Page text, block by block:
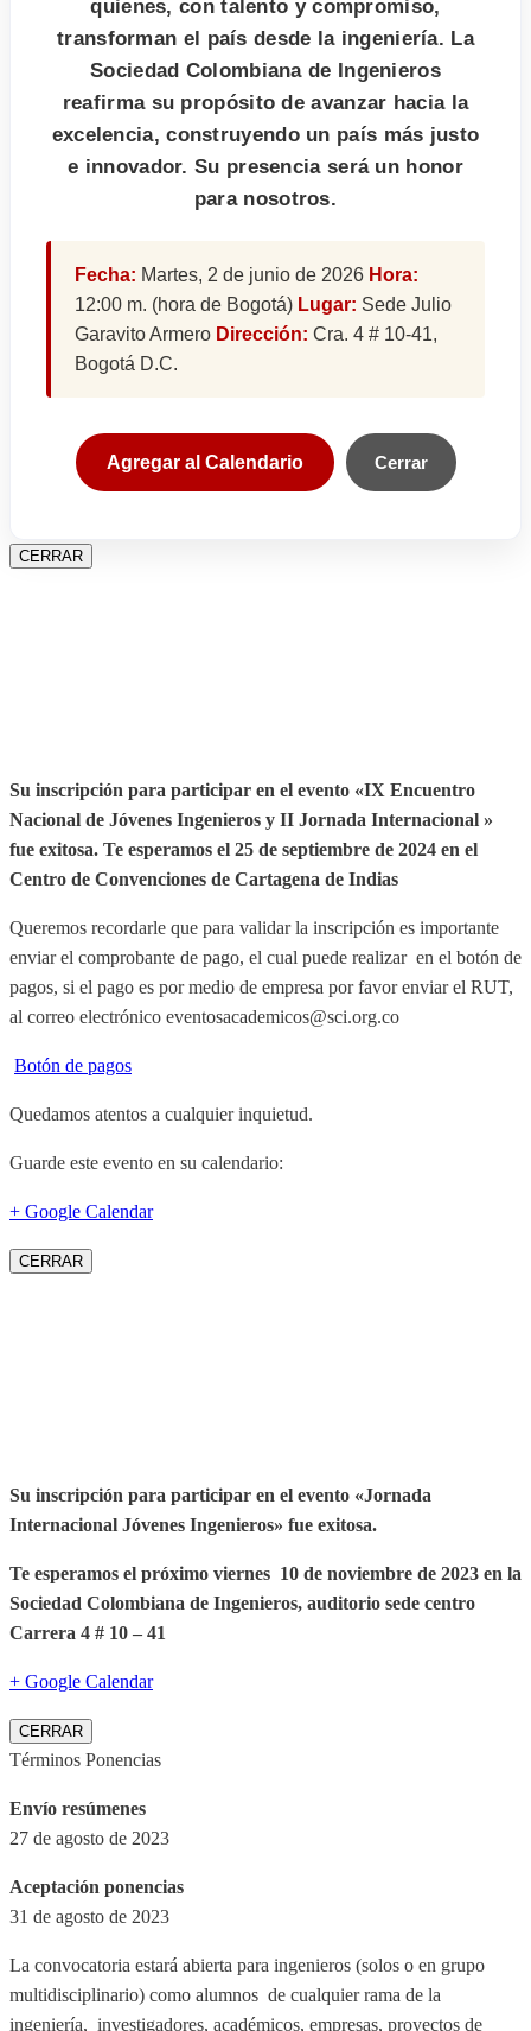
quienes, con talento y compromiso,
transforman el país desde la ingeniería. La
Sociedad Colombiana de Ingenieros
reafirma su propósito de avanzar hacia la
excelencia, construyendo un país más justo
e innovador. Su presencia será un honor
para nosotros.
Fecha: Martes, 2 de junio de 2026 Hora:
12:00 m. (hora de Bogotá) Lugar: Sede Julio
Garavito Armero Dirección: Cra. 4 # 10-41,
Bogotá D.C.
Agregar al Calendario Cerrar
CERRAR
Su inscripción para participar en el evento «IX Encuentro
Nacional de Jóvenes Ingenieros y II Jornada Internacional »
fue exitosa. Te esperamos el 25 de septiembre de 2024 en el
Centro de Convenciones de Cartagena de Indias
Queremos recordarle que para validar la inscripción es importante
enviar el comprobante de pago, el cual puede realizar en el botón de
pagos, si el pago es por medio de empresa por favor enviar el RUT,
al correo electrónico eventosacademicos@sci.org.co
Botón de pagos
Quedamos atentos a cualquier inquietud.
Guarde este evento en su calendario:
+ Google Calendar
CERRAR
Su inscripción para participar en el evento «Jornada
Internacional Jóvenes Ingenieros» fue exitosa.
Te esperamos el próximo viernes 10 de noviembre de 2023 en la
Sociedad Colombiana de Ingenieros, auditorio sede centro
Carrera 4 # 10 – 41
+ Google Calendar
CERRAR
Términos Ponencias
Envío resúmenes
27 de agosto de 2023
Aceptación ponencias
31 de agosto de 2023
La convocatoria estará abierta para ingenieros (solos o en grupo
multidisciplinario) como alumnos de cualquier rama de la
ingeniería, investigadores, académicos, empresas, proyectos de